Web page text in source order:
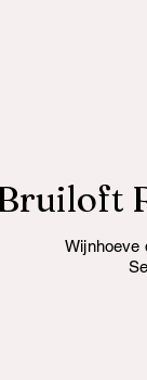
Wijnhoeve